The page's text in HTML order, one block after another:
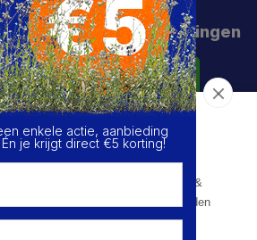
de beste deals en kortingen
Abonneer
enkele actie, aanbieding
je krijgt direct €5 korting!
op deze website
cookies om gegevens m.b.t. de
van deze website te verzamelen &
netwerkfunctionaliteiten aan te bieden
te verbeteren en